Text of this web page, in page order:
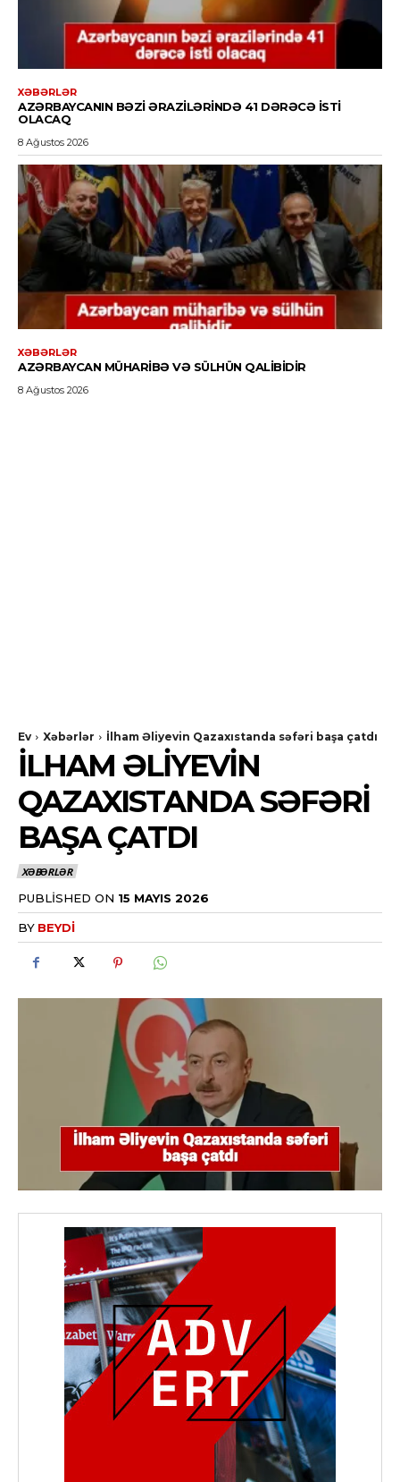
XƏBƏRLƏR
AZƏRBAYCANIN BƏZI ƏRAZILƏRINDƏ 41 DƏRƏCƏ ISTI
OLACAQ
8 Ağustos 2026
XƏBƏRLƏR
AZƏRBAYCAN MÜHARIBƏ VƏ SÜLHÜN QALIBIDIR
8 Ağustos 2026